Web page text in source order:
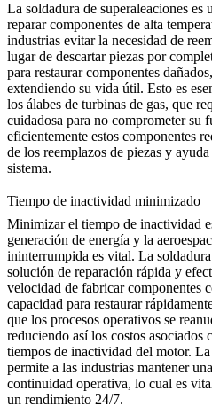
La soldadura de superaleaciones es
reparar componentes de alta
industrias evitar la necesidad de
lugar de descartar piezas por
para restaurar componentes
extendiendo su vida útil. Esto es
los álabes de turbinas de gas, que
cuidadosa para no comprometer su
eficientemente estos componentes
de los reemplazos de piezas y
sistema.
Tiempo de inactividad minimizado
Minimizar el tiempo de inactividad
generación de energía y la
ininterrumpida es vital. La
solución de reparación rápida y
velocidad de fabricar componentes
capacidad para restaurar
que los procesos operativos se
reduciendo así los costos asociados
tiempos de inactividad del motor.
permite a las industrias mantener
continuidad operativa, lo cual es
un rendimiento 24/7.